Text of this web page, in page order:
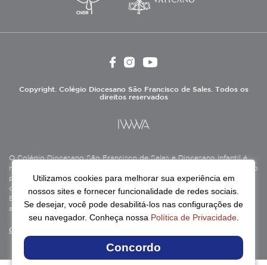
Copyright. Colégio Diocesano São Francisco de Sales. Todos os
direitos reservados
O Colégio Diocesano São Francisco de Sales e Diocesano Infantil é
mantido pela Associação Antônio Vieira (ASAV), instituição de direito
privado sem fins lucrativos, filantrópica, de natureza educativa,
cultural, assistencial e beneficente, certificada como Entidade
Beneficente de Assistência Social (CEBAS), nas áreas de educação e
assistência social.
Continue lendo
Utilizamos cookies para melhorar sua experiência em
nossos sites e fornecer funcionalidade de redes sociais.
Se desejar, você pode desabilitá-los nas configurações de
seu navegador. Conheça nossa Política de Privacidade.
Concordo